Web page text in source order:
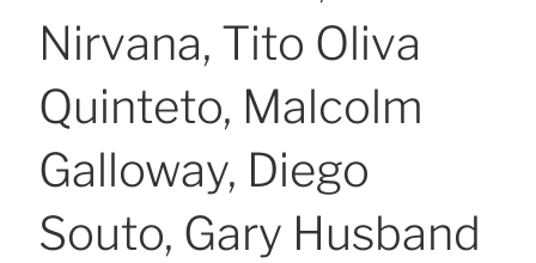
Nirvana, Tito Oliva
Quinteto, Malcolm
Galloway, Diego
Souto, Gary Husband